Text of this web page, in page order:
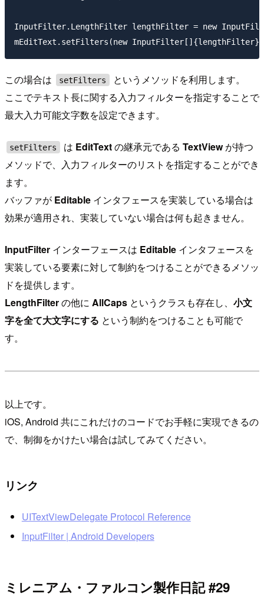
InputFilter.LengthFilter lengthFilter = new
この場合は setFilters
というメソッドを利用します。
ここでテキスト長に関する入力フィルターを指定することで
最大入力可能文字数を設定できます。
setFilters は EditTextの継承元であるTextViewが持つ
メソッドで、入力フィルターのリストを指定することができ
ます。
バッファが Editable インタフェースを実装している場合は
効果が適用され、実装していない場合は何も起きません。
InputFilter インターフェースは Editable インタフェースを
実装している要素に対して制約をつけることができるメソッ
ドを提供します。
LengthFilterの他に AllCaps というクラスも存在し、 小文
字を全て大文字にする という制約をつけることも可能で
す。
以上です。
iOS, Android 共にこれだけのコードでお手軽に実現できるの
で、制御をかけたい場合は試してみてください。
リンク
UITextViewDelegate Protocol Reference
InputFilter | Android Developers
ミレニアム・ファルコン製作日記 #29